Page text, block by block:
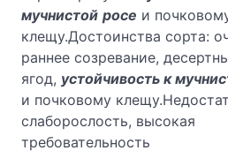
мучнистой росе и
клещу.Достоинства сорта:
раннее созревание,
ягод, устойчивость к
и почковому
слаборослость, высокая
требовательность